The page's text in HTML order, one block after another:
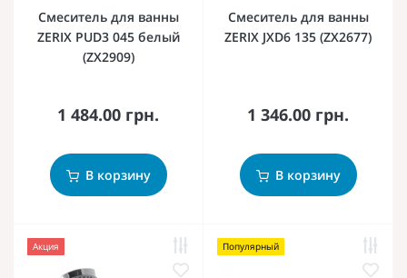
Смеситель для ванны
ZERIX PUD3 045 белый
(ZX2909)
1 484.00 грн.
В корзину
Смеситель для ванны
ZERIX JXD6 135 (ZX2677)
1 346.00 грн.
В корзину
Акция Популярный